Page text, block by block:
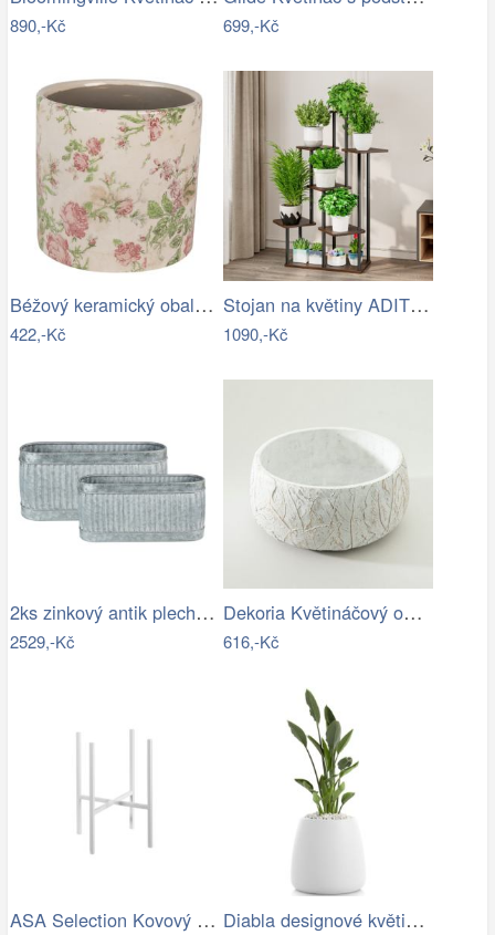
890,-Kč 699,-Kč
Béžový keramický obal na květináč s…
422,-Kč
Stojan na květiny ADITE TYP 2 Tempo…
1090,-Kč
2ks zinkový antik plechový oválný…
2529,-Kč
Dekoria Květináčový obal Leaf I…
616,-Kč
ASA Selection Kovový stojan na květináč… Diabla designové květináče Gobi 1